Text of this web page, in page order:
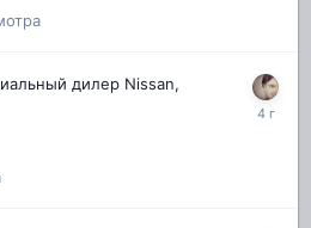
дилер Nissan,